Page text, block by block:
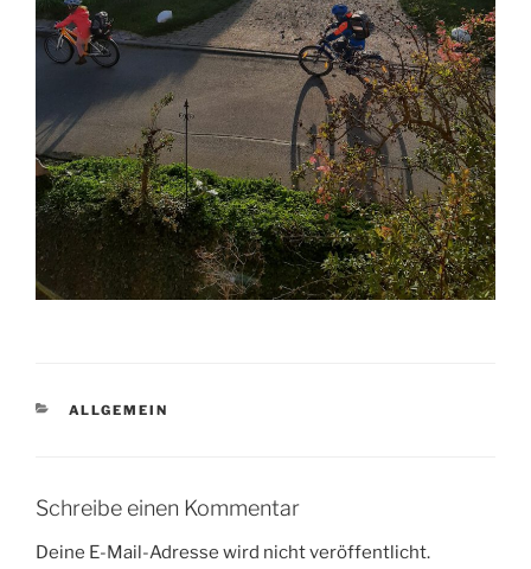
KATEGORIEN
ALLGEMEIN
Schreibe einen Kommentar
Deine E-Mail-Adresse wird nicht veröffentlicht.